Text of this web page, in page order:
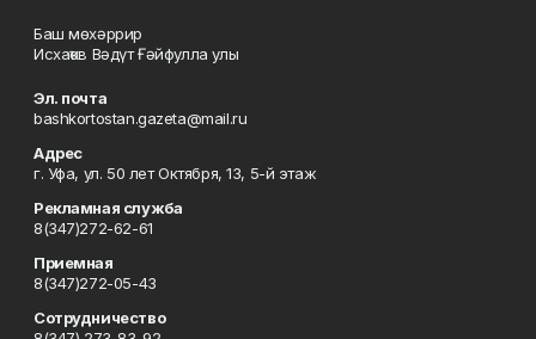
Баш мөхәррир
Исхаҡов Вәдүт Ғәйфулла улы
Эл. почта
bashkortostan.gazeta@mail.ru
Адрес
г. Уфа, ул. 50 лет Октября, 13, 5-й этаж
Рекламная служба
8(347)272-62-61
Приемная
8(347)272-05-43
Сотрудничество